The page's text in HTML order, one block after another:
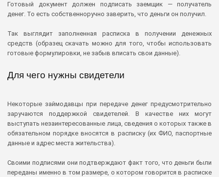
Готовый документ должен подписать заемщик — получатель
денег. То есть собственноручно заверить, что деньги он получил.
Так выглядит заполненная расписка в получении денежных
средств (образец скачать можно для того, чтобы использовать
готовые формулировки, не забыв вписать свои данные).
Для чего нужны свидетели
Некоторые займодавцы при передаче денег предусмотрительно
заручаются поддержкой свидетелей. В качестве них могут
выступать незаинтересованные лица, сведения о которых также в
обязательном порядке вносятся в расписку (их ФИО, паспортные
данные и адрес места жительства).
Своими подписями они подтверждают факт того, что деньги были
переданы именно в том размере, о котором говорится в расписке